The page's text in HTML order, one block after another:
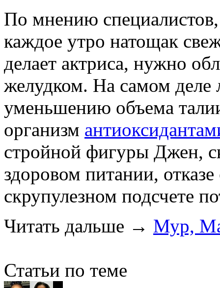
По мнению
каждое утро натощак
делает актриса, нужно
желудком. На самом деле
уменьшению объема
организм
стройной фигуры Джен,
здоровом питании,
скрупулезном подсчете
Читать дальше → Мур,
Статьи по теме